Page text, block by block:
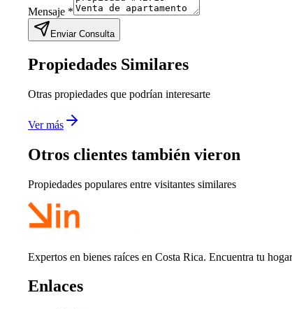
Mensaje *
Enviar Consulta
Propiedades Similares
Otras propiedades que podrían interesarte
Ver más
Otros clientes también vieron
Propiedades populares entre visitantes similares
Expertos en bienes raíces en Costa Rica. Encuentra tu
Enlaces